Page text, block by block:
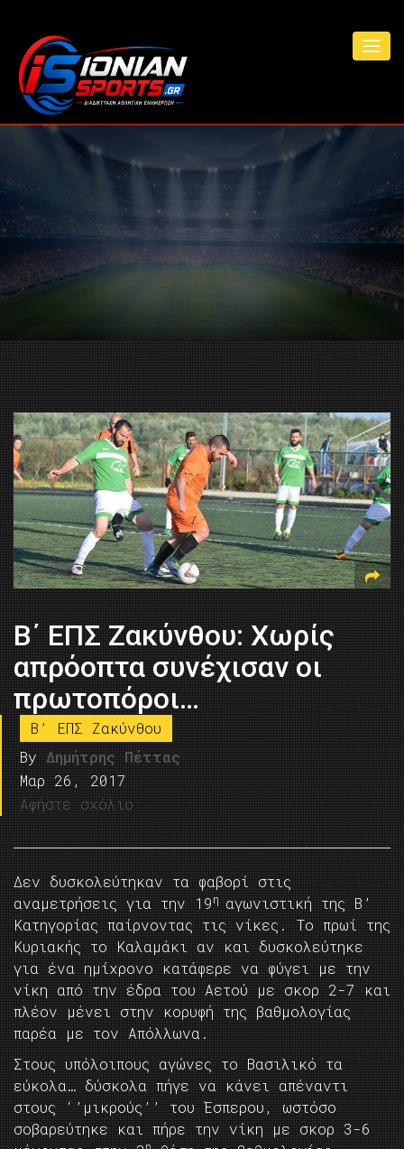
Β΄ ΕΠΣ Ζακύνθου: Χωρίς
απρόοπτα συνέχισαν οι
πρωτοπόροι…
B’ ΕΠΣ Ζακύνθου
By Δημήτρης Πέττας
Μαρ 26, 2017
Αφήστε σχόλιο
Δεν δυσκολεύτηκαν τα φαβορί στις
αναμετρήσεις για την 19η αγωνιστική της Β’
Κατηγορίας παίρνοντας τις νίκες. Το πρωί της
Κυριακής το Καλαμάκι αν και δυσκολεύτηκε
για ένα ημίχρονο κατάφερε να φύγει με την
νίκη από την έδρα του Αετού με σκορ 2-7 και
πλέον μένει στην κορυφή της βαθμολογίας
παρέα με τον Απόλλωνα.
Στους υπόλοιπους αγώνες το Βασιλικό τα
εύκολα… δύσκολα πήγε να κάνει απέναντι
στους ‘’μικρούς’’ του Έσπερου, ωστόσο
σοβαρεύτηκε και πήρε την νίκη με σκορ 3-6